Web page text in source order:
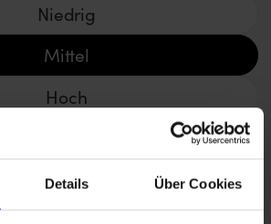
Details Über Cookies
Niedrig
Mittel
Hoch